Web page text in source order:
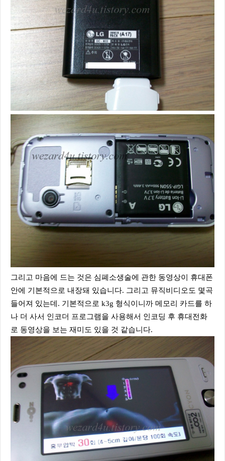
그리고 마음에 드는 것은 심폐소생술에 관한 동영상이 휴대폰
안에 기본적으로 내장돼 있습니다. 그리고 뮤직비디오도 몇곡
들어져 있는데. 기본적으로 k3g 형식이니까 메모리 카드를 하
나 더 사서 인코더 프로그램을 사용해서 인코딩 후 휴대전화
로 동영상을 보는 재미도 있을 것 같습니다.